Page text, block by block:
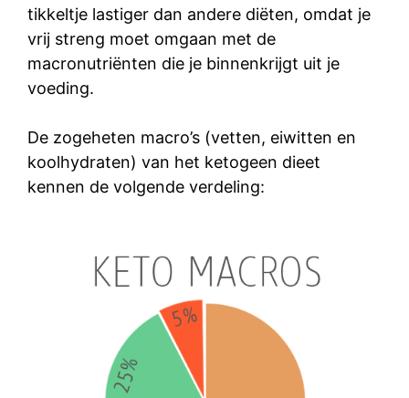
tikkeltje lastiger dan andere diëten, omdat je
vrij streng moet omgaan met de
macronutriënten die je binnenkrijgt uit je
voeding.
De zogeheten macro’s (vetten, eiwitten en
koolhydraten) van het ketogeen dieet
kennen de volgende verdeling: